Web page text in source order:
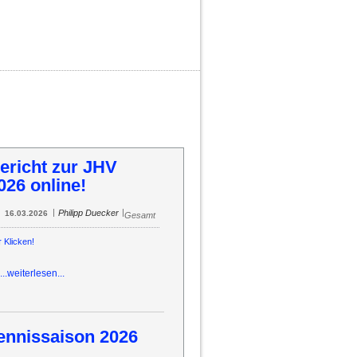
54 55 56575859 606162 63 64
zur JHV
online!
16.03.2026 Philipp Duecker Gesamt
Klicken!
...weiterlesen...
2026